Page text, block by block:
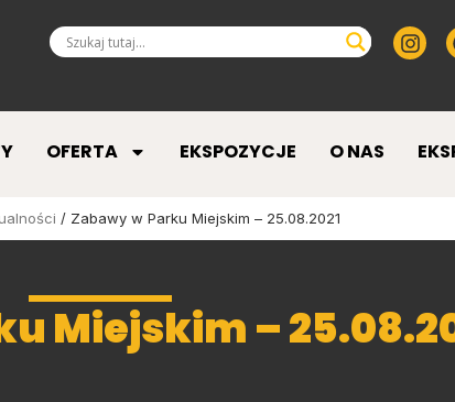
OFERTA EKSPOZYCJE O NAS
/ Zabawy w Parku Miejskim – 25.08.2021
Miejskim –